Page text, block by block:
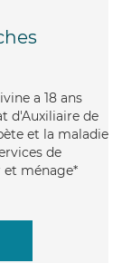
a 18 ans
d'Auxiliaire de
et la maladie
de
et ménage*